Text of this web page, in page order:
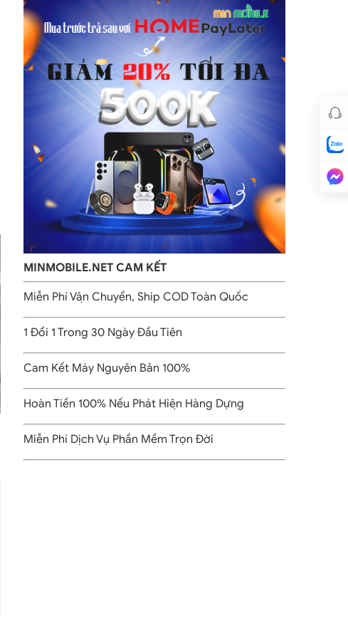
MINMOBILE.NET CAM KẾT
Miễn Phí Vận Chuyển, Ship COD Toàn Quốc
1 Đổi 1 Trong 30 Ngày Đầu Tiên
Cam Kết Máy Nguyên Bản 100%
Hoàn Tiền 100% Nếu Phát Hiện Hàng Dựng
Miễn Phí Dịch Vụ Phần Mềm Trọn Đời